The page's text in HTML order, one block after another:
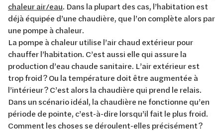
chaleur air/eau. Dans la plupart des cas, l’habitation est
déjà équipée d’une chaudière, que l’on complète alors par
une pompe à chaleur.
La pompe à chaleur utilise l’air chaud extérieur pour
chauffer l’habitation. C’est aussi elle qui assure la
production d’eau chaude sanitaire. L’air extérieur est
trop froid ? Ou la température doit être augmentée à
l’intérieur ? C’est alors la chaudière qui prend le relais.
Dans un scénario idéal, la chaudière ne fonctionne qu’en
période de pointe, c’est-à-dire lorsqu’il fait le plus froid.
Comment les choses se déroulent-elles précisément ?